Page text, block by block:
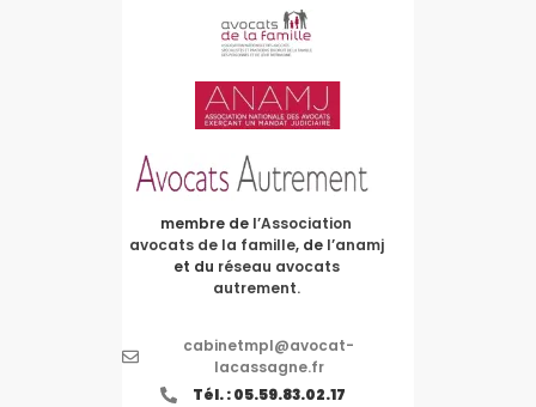
membre de l’Association
avocats de la famille, de l’anamj
et du réseau avocats
autrement.
cabinetmpl@avocat-
lacassagne.fr
Tél. : 05.59.83.02.17